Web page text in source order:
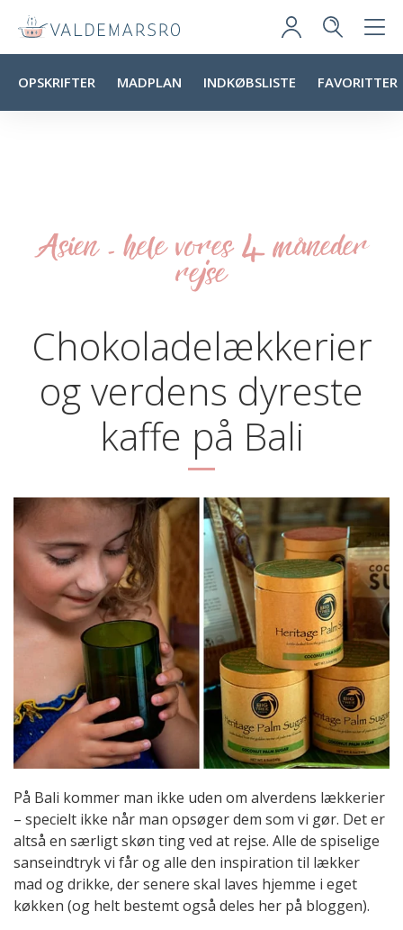
OPSKRIFTER MADPLAN INDKØBSLISTE FAVORITTER
Asien - hele vores 4 måneder
rejse
Chokoladelækkerier
og verdens dyreste
kaffe på Bali
På Bali kommer man ikke uden om alverdens lækkerier
– specielt ikke når man opsøger dem som vi gør. Det er
altså en særligt skøn ting ved at rejse. Alle de spiselige
sanseindtryk vi får og alle den inspiration til lækker
mad og drikke, der senere skal laves hjemme i eget
køkken (og helt bestemt også deles her på bloggen).